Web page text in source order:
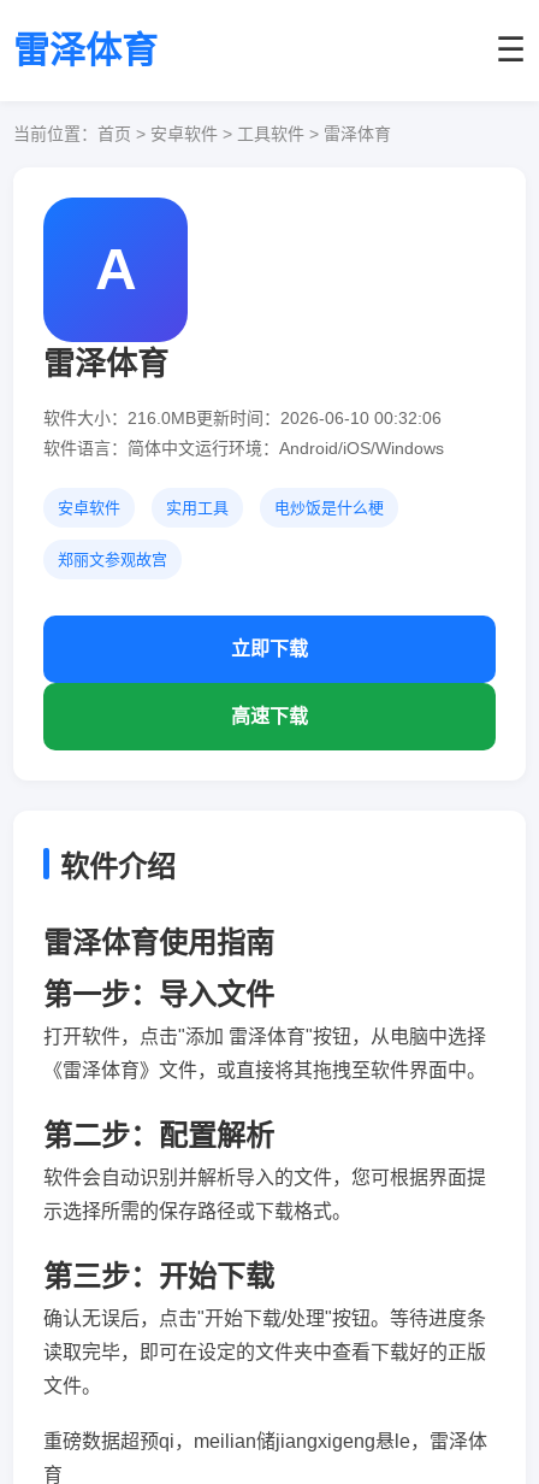
雷泽体育 ☰
当前位置：首页 > 安卓软件 > 工具软件 > 雷泽体育
A
雷泽体育
软件大小：216.0MB更新时间：2026-06-10 00:32:06
软件语言：简体中文运行环境：Android/iOS/Windows
安卓软件 实用工具 电炒饭是什么梗
郑丽文参观故宫
立即下载
高速下载
软件介绍
雷泽体育使用指南
第一步：导入文件
打开软件，点击"添加 雷泽体育"按钮，从电脑中选择
《雷泽体育》文件，或直接将其拖拽至软件界面中。
第二步：配置解析
软件会自动识别并解析导入的文件，您可根据界面提
示选择所需的保存路径或下载格式。
第三步：开始下载
确认无误后，点击"开始下载/处理"按钮。等待进度条
读取完毕，即可在设定的文件夹中查看下载好的正版
文件。
重磅数据超预qi，meilian储jiangxigeng悬le，雷泽体
育